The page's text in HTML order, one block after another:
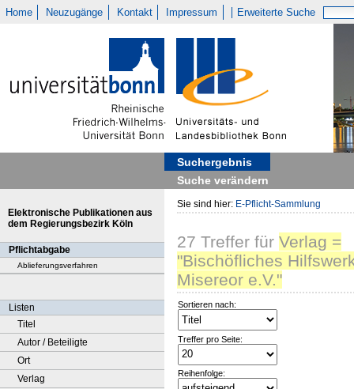
Home Neuzugänge Kontakt Impressum Erweiterte Suche
Suchergebnis
Suche verändern
Elektronische Publikationen aus
dem Regierungsbezirk Köln
Pflichtabgabe
Ablieferungsverfahren
Listen
Titel
Autor / Beteiligte
Ort
Verlag
Sie sind hier: E-Pflicht-Sammlung
27 Treffer für Verlag =
"Bischöfliches
Misereor e.V."
Sortieren nach:
Treffer pro Seite:
Reihenfolge: